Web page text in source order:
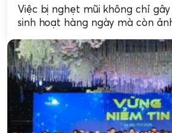
Việc bị nghẹt mũi không chỉ
sinh hoạt hàng ngày mà còn